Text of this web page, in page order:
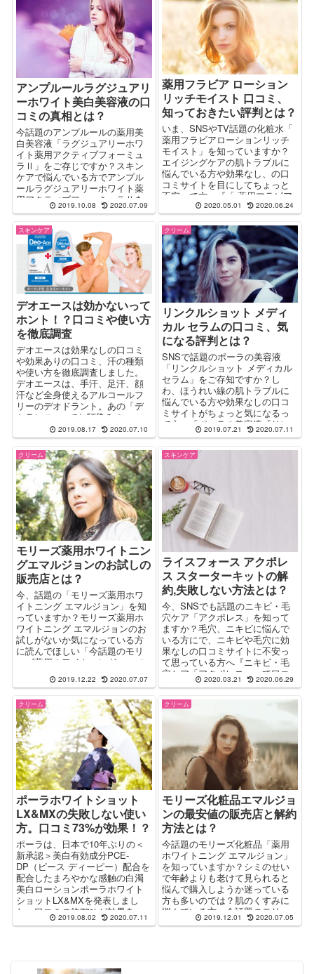
アンプルールラグジュアリ
ーホワイト美白美容液の口
コミの真相とは？
今話題のアンプルールの薬用美
白美容液「ラグジュアリーホワ
イト薬用アクティブフォーミュ
ラⅡ」をご存じですか？スキン
ケアで悩んでいる方でアンプル
ールラグジュアリーホワイト薬
用アクティブフォーミュラⅡを
購入しようか悩んでいる方や、
う方へ、口コミやお買い得情報
など調査しレポート。
2019.10.08 2020.07.09
薬用フラビア ローション
リッチモイスト 口コミ、
知っておきたい評判とは？
いま、SNSやTV話題の化粧水「
薬用フラビアローションリッチ
モイスト」を知っていますか？
エイジングケアの肌トラブルに
悩んでいる方や効果なし、の口
コミサイトを目にしてちょっと
不安って方へ『「 薬用フラビア
ローションリッチモイスト」っ
て実際どうなの？』をレポー
ト。口コミの評判や効果的な使
い方も解説。
2020.05.01 2020.06.24
スキンケア
デオエースは効かないって
ホント！？口コミや使い方
を徹底調査
デオエースは効果なしの口コミ
や効果ありの口コミ、汗の種類
や使い方を徹底調査しました。
デオエースは、手汗、足汗、顔
汗など全身使えるアルコールフ
リーのデオドラント。あの「デ
トランスα」でお馴染みの
YOUUPがポーランドで発掘し
た、「デオエース」がついに初
回999円の定期プロモーションで
登場し最安値で購入することが
できます。
2019.08.17 2020.07.10
クリーム
リンクルショット メディ
カル セラムの口コミ、気
になる評判とは？
SNSで話題のポーラの美容液
「リンクルショット メディカル
セラム」をご存知ですか？し
わ、ほうれい線の肌トラブルに
悩んでいる方や効果なしの口コ
ミサイトがちょっと気になるっ
て方へ「ポーラの美容液『リン
クルショット メディカル セラ
ポート。口コミの評価や効果的
2019.07.21 2020.07.11
クリーム
モリーズ薬用ホワイトニン
グエマルジョンのお試しの
販売店とは？
今、話題の「モリーズ薬用ホワ
イトニング エマルジョン」を知
っていますか？モリーズ薬用ホ
ワイトニング エマルジョンのお
試しがないか気になっている方
に読んでほしい「今話題のモリ
ーズ薬用ホワイトニング エマル
ジョンって実際どうなの？」っ
てとこをレポート。モリーズ化
ついても解説。
2019.12.22 2020.07.07
スキンケア
ライスフォース アクポレ
ス スターターキットの解
約,失敗しない方法とは？
今、SNSでも話題のニキビ・毛
穴ケア「アクポレス」を知って
ますか？毛穴、ニキビに悩んで
いる方にで、ニキビや毛穴に効
果なしの口コミサイトに不安っ
て思っている方へ『ニキビ・毛
穴ケア「アクポレス」って口コ
ミの評価は実際どうなの？」を
ーターキット」のお得な購入や
解約方法も解説。
2020.03.21 2020.06.29
クリーム
ポーラホワイトショット
LX&MXの失敗しない使い
方。口コミ73%が効果！？
ポーラは、日本で10年ぶりの＜
新承認＞美白有効成分PCE-
DP（ピース ディーピー）配合を
配合したまろやかな感触の白濁
美白ローションポーラホワイト
ショットLX&MXを発表しまし
た。口コミの約73%が効果あ
り、続けて使いたいと投稿して
す。使い方の順番についても調
2019.08.02 2020.07.11
クリーム
モリーズ化粧品エマルジョ
ンの最安値の販売店と解約
方法とは？
今話題のモリーズ化粧品「薬用
ホワイトニング エマルジョン」
を知っていますか？シミのせい
で年齢よりも老けて見られると
悩んで購入しようか迷っている
方も多いのでは？肌のくすみに
悩んでいる方へ今話題のモリー
ズ化粧品「薬用ホワイトニング
2019.12.01 2020.07.05